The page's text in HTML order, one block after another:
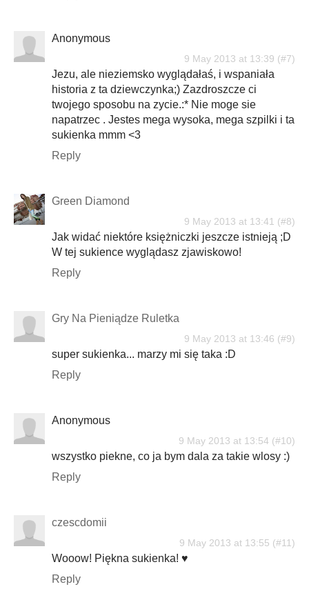
Anonymous
9 May 2013 at 13:39
Jezu, ale nieziemsko wyglądałaś, i wspaniała
historia z ta dziewczynka;) Zazdroszcze ci
twojego sposobu na zycie.:* Nie moge sie
napatrzec . Jestes mega wysoka, mega szpilki i ta
sukienka mmm <3
Reply
Green Diamond
9 May 2013 at 13:41
Jak widać niektóre księżniczki jeszcze istnieją ;D
W tej sukience wyglądasz zjawiskowo!
Reply
Gry Na Pieniądze Ruletka
9 May 2013 at 13:46
super sukienka... marzy mi się taka :D
Reply
Anonymous
9 May 2013 at 13:54
wszystko piekne, co ja bym dala za takie wlosy :)
Reply
czescdomii
9 May 2013 at 13:55
Wooow! Piękna sukienka! ♥
Reply